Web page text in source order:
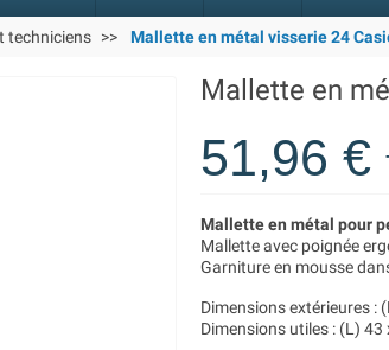
techniciens Mallette en métal visserie 24
Mallette en
51,96 €
Mallette en métal pour
Mallette avec poignée
Garniture en mousse
Dimensions extérieures :
Dimensions utiles : (L)